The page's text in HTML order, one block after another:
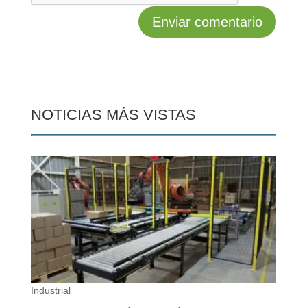
NOTICIAS MÁS VISTAS